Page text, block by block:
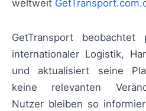
weltweit
GetTransport
internationaler Logistik,
und aktualisiert seine
keine relevanten
Nutzer bleiben so